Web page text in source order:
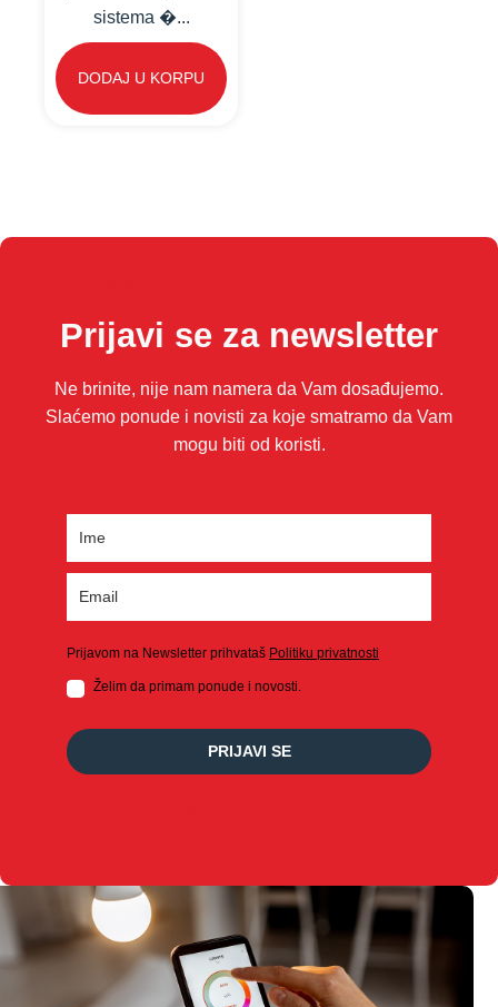
sistema �...
DODAJ U KORPU
Prijavi se za newsletter
Ne brinite, nije nam namera da Vam dosađujemo.
Slaćemo ponude i novisti za koje smatramo da Vam
mogu biti od koristi.
Prijavom na Newsletter prihvataš Politiku privatnosti
Želim da primam ponude i novosti.
PRIJAVI SE